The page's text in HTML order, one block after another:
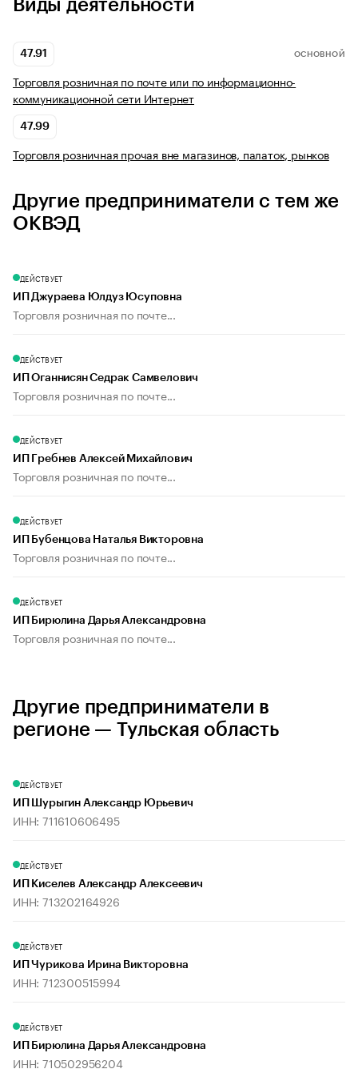
Виды деятельности
47.91 ОСНОВНОЙ
Торговля розничная по почте или по информационно-
коммуникационной сети Интернет
47.99
Торговля розничная прочая вне магазинов, палаток, рынков
Другие предприниматели с тем же
ОКВЭД
ДЕЙСТВУЕТ
ИП Джураева Юлдуз Юсуповна
Торговля розничная по почте...
ДЕЙСТВУЕТ
ИП Оганнисян Седрак Самвелович
Торговля розничная по почте...
ДЕЙСТВУЕТ
ИП Гребнев Алексей Михайлович
Торговля розничная по почте...
ДЕЙСТВУЕТ
ИП Бубенцова Наталья Викторовна
Торговля розничная по почте...
ДЕЙСТВУЕТ
ИП Бирюлина Дарья Александровна
Торговля розничная по почте...
Другие предприниматели в
регионе — Тульская область
ДЕЙСТВУЕТ
ИП Шурыгин Александр Юрьевич
ИНН: 711610606495
ДЕЙСТВУЕТ
ИП Киселев Александр Алексеевич
ИНН: 713202164926
ДЕЙСТВУЕТ
ИП Чурикова Ирина Викторовна
ИНН: 712300515994
ДЕЙСТВУЕТ
ИП Бирюлина Дарья Александровна
ИНН: 710502956204